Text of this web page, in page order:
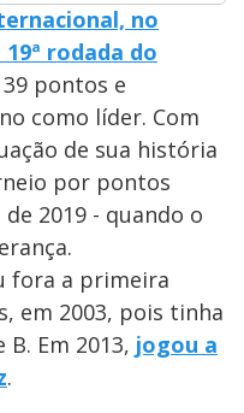
no
rodada do
pontos e
como líder. Com
de sua história
por pontos
2019 - quando o
fora a primeira
em 2003, pois tinha
Em 2013, jogou a
.